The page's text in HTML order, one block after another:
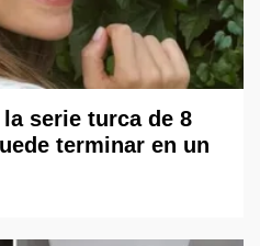
serie turca de 8
terminar en un